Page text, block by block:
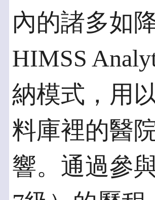
內的諸多如
HIMSS
納模式，用
料庫裡的醫
響。通過參